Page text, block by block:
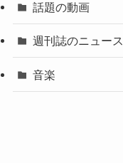
話題の動画
週刊誌のニュース
音楽